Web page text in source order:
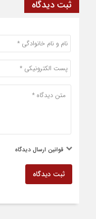
ثبت دیدگاه
قوانین ارسال دیدگاه
ثبت دیدگاه